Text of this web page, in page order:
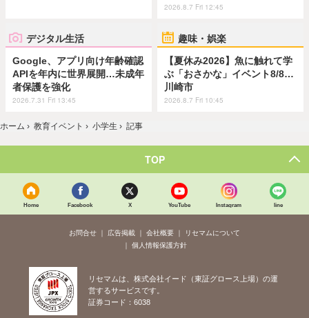
2026.8.7 Fri 12:45
デジタル生活
Google、アプリ向け年齢確認
APIを年内に世界展開…未成年
者保護を強化
2026.7.31 Fri 13:45
趣味・娯楽
【夏休み2026】魚に触れて学
ぶ「おさかな」イベント8/8…
川崎市
2026.8.7 Fri 10:45
ホーム › 教育イベント › 小学生 › 記事
TOP
Home Facebook X YouTube Instagram line
お問合せ 広告掲載 会社概要
リセマムについて
個人情報保護方針
リセマムは、株式会社イード（東証グロース上場）の運
営するサービスです。
証券コード：6038